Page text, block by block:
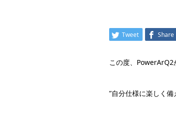
Tweet Share
この度、PowerArQ2
”自分仕様に楽しく